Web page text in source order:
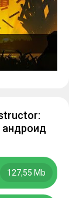
андроид
127,55 Mb